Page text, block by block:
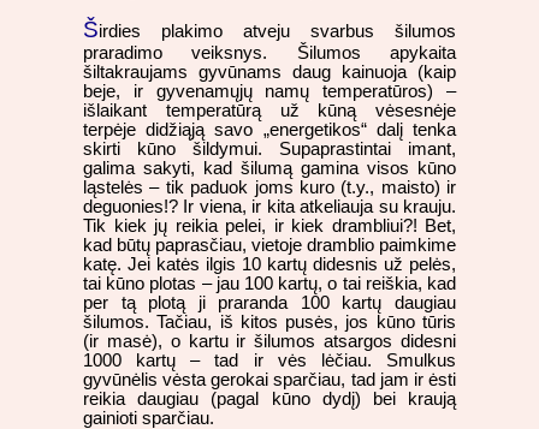
Širdies plakimo atveju svarbus šilumos
praradimo veiksnys. Šilumos apykaita
šiltakraujams gyvūnams daug kainuoja (kaip
beje, ir gyvenamųjų namų temperatūros) –
išlaikant temperatūrą už kūną vėsesnėje
terpėje didžiąją savo „energetikos“ dalį tenka
skirti kūno šildymui. Supaprastintai imant,
galima sakyti, kad šilumą gamina visos kūno
ląstelės – tik paduok joms kuro (t.y., maisto) ir
deguonies!? Ir viena, ir kita atkeliauja su krauju.
Tik kiek jų reikia pelei, ir kiek drambliui?! Bet,
kad būtų paprasčiau, vietoje dramblio paimkime
katę. Jei katės ilgis 10 kartų didesnis už pelės,
tai kūno plotas – jau 100 kartų, o tai reiškia, kad
per tą plotą ji praranda 100 kartų daugiau
šilumos. Tačiau, iš kitos pusės, jos kūno tūris
(ir masė), o kartu ir šilumos atsargos didesni
1000 kartų – tad ir vės lėčiau. Smulkus
gyvūnėlis vėsta gerokai sparčiau, tad jam ir ėsti
reikia daugiau (pagal kūno dydį) bei kraują
gainioti sparčiau.